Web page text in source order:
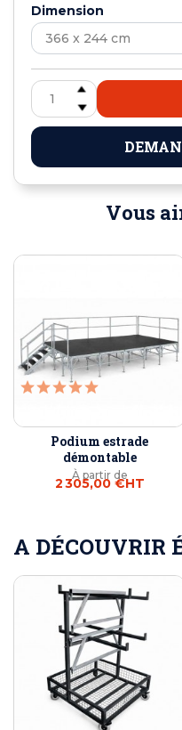
Dimension
Vous
Podium estrade
démontable
À partir de
2 305,00 €HT
A DÉCOUVRIR